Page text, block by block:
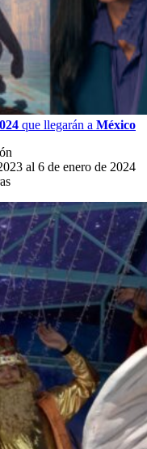
que llegarán a México
al 6 de enero de 2024